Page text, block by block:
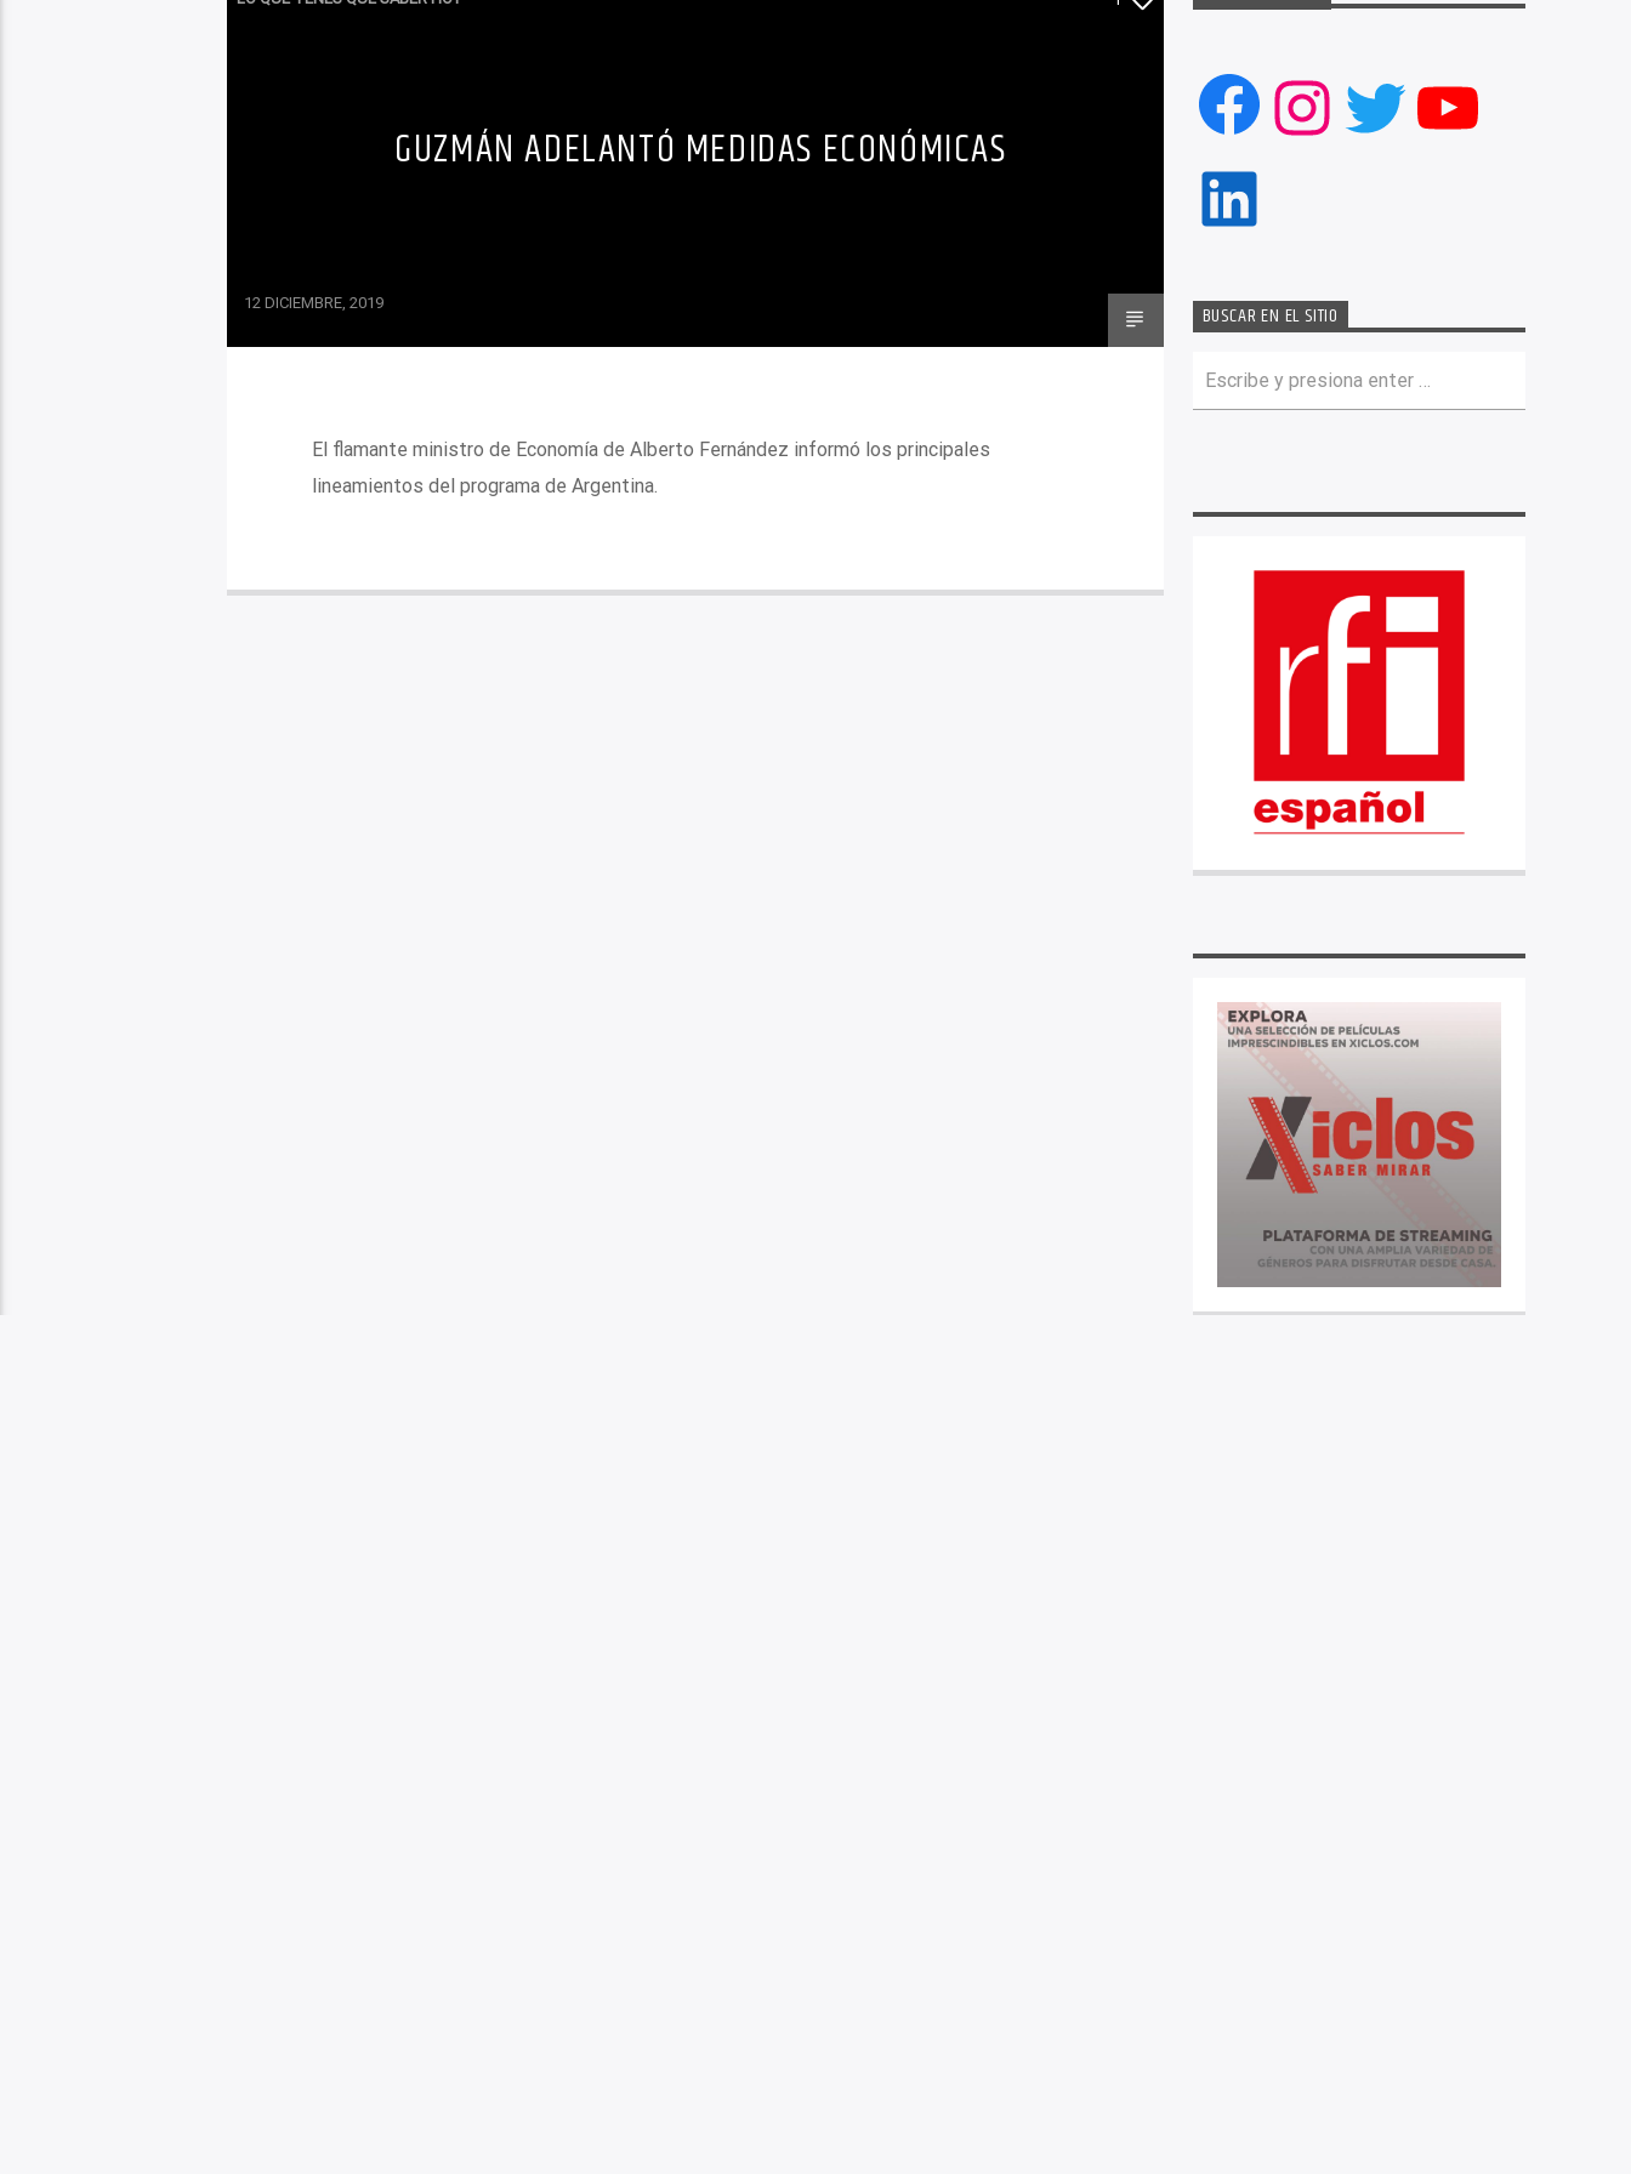
GUZMÁN ADELANTÓ MEDIDAS ECONÓMICAS
12 DICIEMBRE, 2019
El flamante ministro de Economía de Alberto Fernández informó los principales
lineamientos del programa de Argentina.
Facebook
Instagram
Twitter
LinkedIn
BUSCAR EN EL SITIO